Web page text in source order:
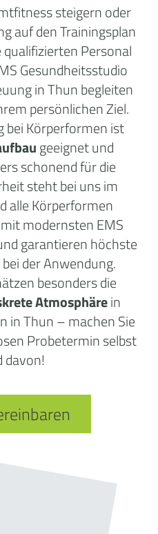
steigern oder
auf den Trainingsplan
Personal
Gesundheitsstudio
in Thun begleiten
persönlichen Ziel.
bei Körperformen ist
geeignet und
schonend für die
steht bei uns im
alle Körperformen
modernsten EMS
garantieren höchste
der Anwendung.
besonders die
Atmosphärein
in Thun – machen Sie
Probetermin selbst
davon!